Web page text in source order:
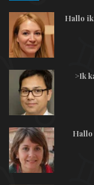
Hallo ik
>Ik
Hallo